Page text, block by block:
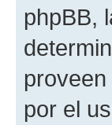
phpBB,
por el